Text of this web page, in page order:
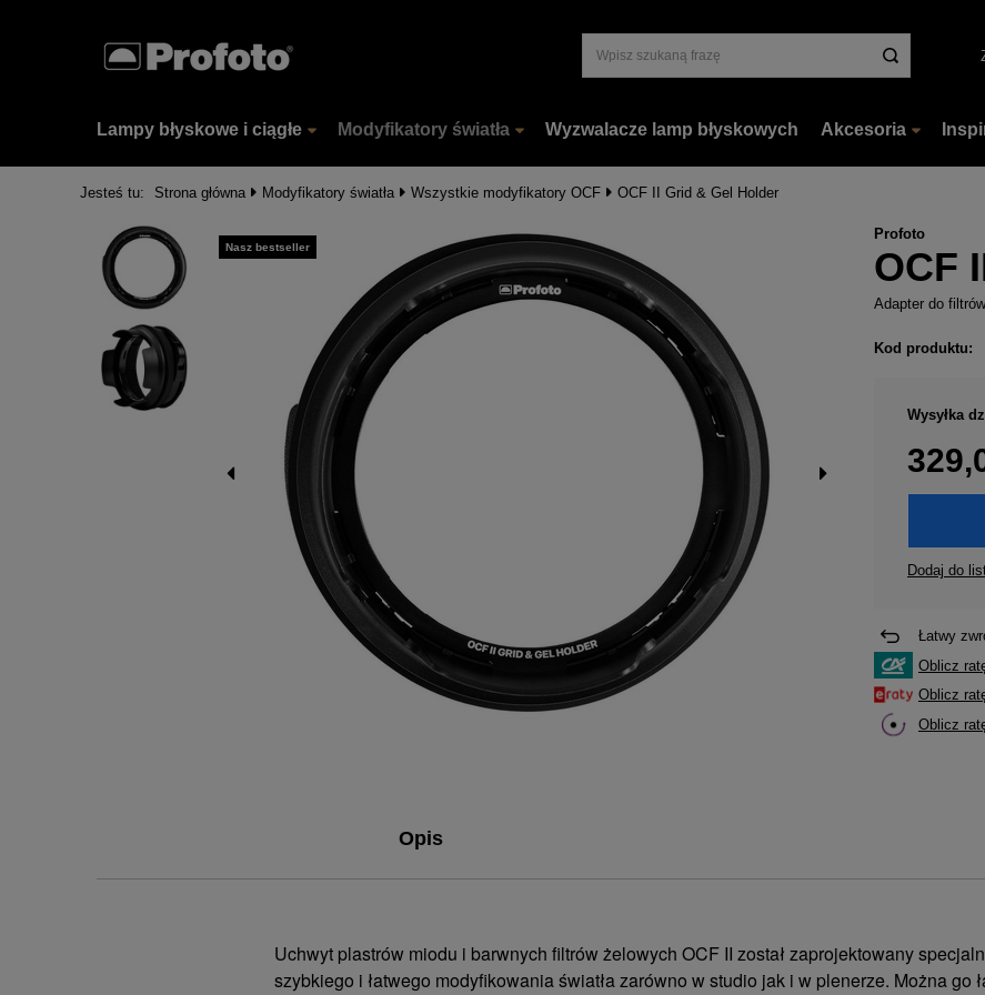
Lampy błyskowe i ciągłe Modyfikatory światła Wyzwalacze lamp błyskowych Akcesoria
Jesteś tu: Strona główna Modyfikatory światła Wszystkie modyfikatory OCF OCF II Grid & Gel Holder
Nasz bestseller
Profoto
OCF
Adapter do
Kod produktu:
Wysyłka
Dodaj do
Łatwy
Oblicz
Oblicz
Oblicz
Opis
Uchwyt plastrów miodu i barwnych filtrów żelowych OCF II został zaprojektowany
szybkiego i łatwego modyfikowania światła zarówno w studio jak i w plenerze. Można go